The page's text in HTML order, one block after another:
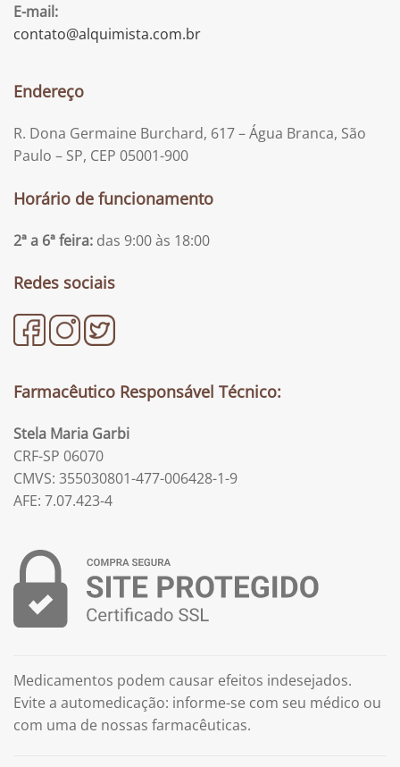
E-mail:
contato@alquimista.com.br
Endereço
R. Dona Germaine Burchard, 617 – Água Branca, São
Paulo – SP, CEP 05001-900
Horário de funcionamento
2ª a 6ª feira: das 9:00 às 18:00
Redes sociais
Farmacêutico Responsável Técnico:
Stela Maria Garbi
CRF-SP 06070
CMVS: 355030801-477-006428-1-9
AFE: 7.07.423-4
Medicamentos podem causar efeitos indesejados.
Evite a automedicação: informe-se com seu médico ou
com uma de nossas farmacêuticas.